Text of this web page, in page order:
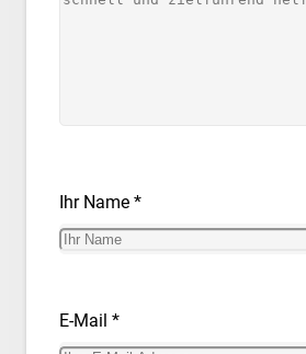
Ihr Name *
E-Mail *